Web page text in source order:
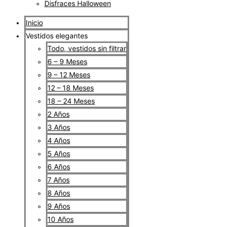
Disfraces Halloween
Inicio
Vestidos elegantes
Todo, vestidos sin filtrar
6 – 9 Meses
9 – 12 Meses
12 – 18 Meses
18 – 24 Meses
2 Años
3 Años
4 Años
5 Años
6 Años
7 Años
8 Años
9 Años
10 Años